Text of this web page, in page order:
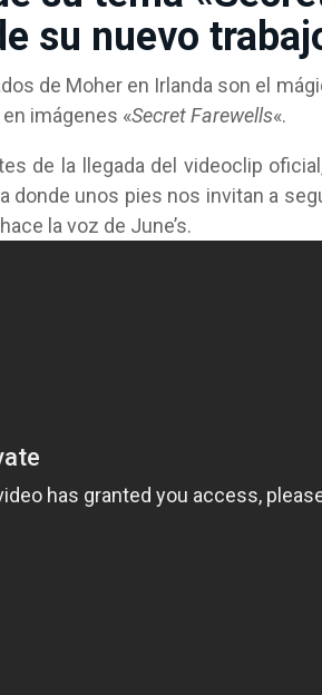
su nuevo
de Moher en Irlanda son el
imágenes «Secret Farewells«.
de la llegada del videoclip
donde unos pies nos invitan a
la voz de June’s.